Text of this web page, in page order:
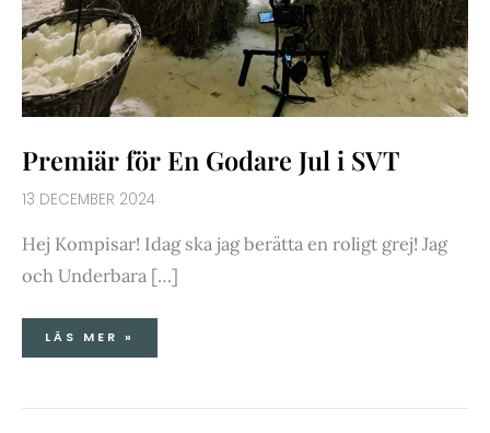
Premiär för En Godare Jul i SVT
13 DECEMBER 2024
Hej Kompisar! Idag ska jag berätta en roligt grej! Jag
och Underbara […]
LÄS MER »